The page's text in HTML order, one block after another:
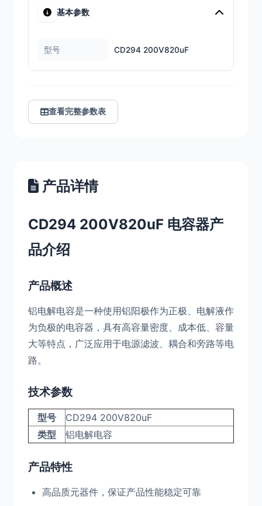
基本参数
型号 CD294 200V820uF
查看完整参数表
产品详情
CD294 200V820uF 电容器产
品介绍
产品概述
铝电解电容是一种使用铝阳极作为正极、电解液作
为负极的电容器，具有高容量密度、成本低、容量
大等特点，广泛应用于电源滤波、耦合和旁路等电
路。
技术参数
型号
CD294 200V820uF
类型
铝电解电容
产品特性
高品质元器件，保证产品性能稳定可靠